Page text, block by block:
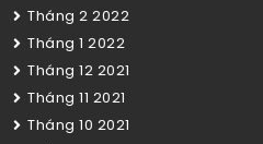
Tháng 2 2022
Tháng 1 2022
Tháng 12 2021
Tháng 11 2021
Tháng 10 2021